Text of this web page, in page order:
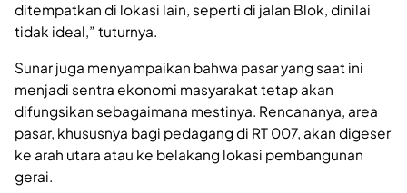
ditempatkan di lokasi lain, seperti di jalan Blok, dinilai
tidak ideal,” tuturnya.
Sunar juga menyampaikan bahwa pasar yang saat ini
menjadi sentra ekonomi masyarakat tetap akan
difungsikan sebagaimana mestinya. Rencananya, area
pasar, khususnya bagi pedagang di RT 007, akan digeser
ke arah utara atau ke belakang lokasi pembangunan
gerai.